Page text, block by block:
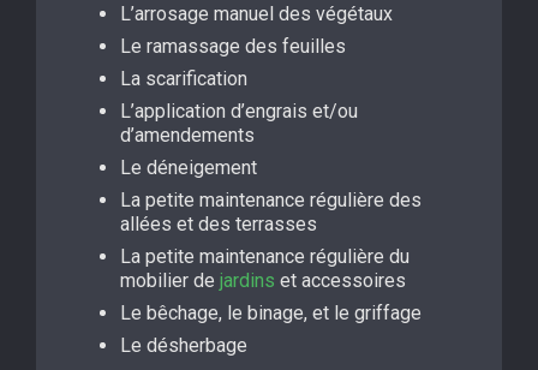
L’arrosage manuel des végétaux
Le ramassage des feuilles
La scarification
L’application d’engrais et/ou
d’amendements
Le déneigement
La petite maintenance régulière des
allées et des terrasses
La petite maintenance régulière du
mobilier de jardins et accessoires
Le bêchage, le binage, et le griffage
Le désherbage